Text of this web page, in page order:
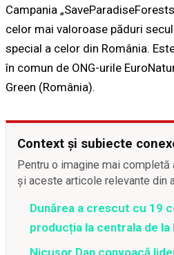
Campania
celor mai valoroase păduri
special a celor din România.
în comun de ONG-urile
Green (România).
Context și subiecte
Pentru o imagine mai
și aceste articole relevante din
Dunărea a crescut cu 19
producția la centrala de la